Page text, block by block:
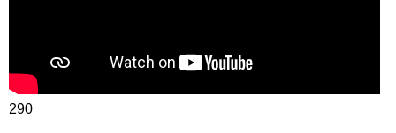
290